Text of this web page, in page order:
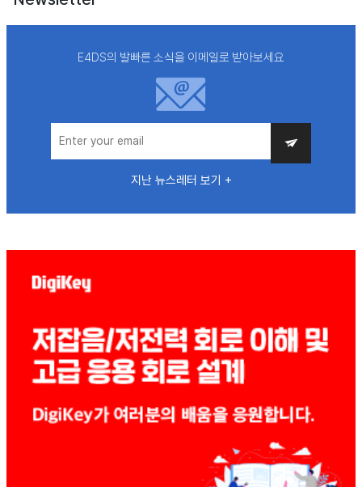
E4DS의 발빠른 소식을 이메일로 받아보세요
지난 뉴스레터 보기 +